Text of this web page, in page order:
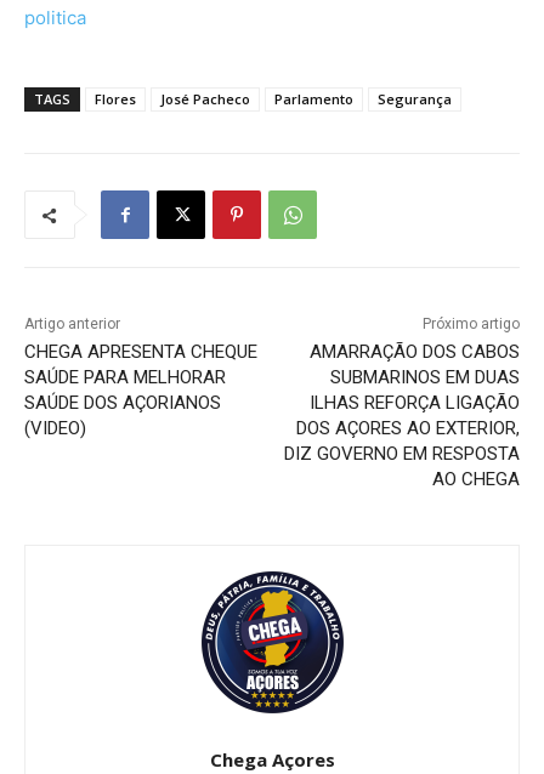
politica
TAGS Flores José Pacheco Parlamento Segurança
Artigo anterior
CHEGA APRESENTA CHEQUE
SAÚDE PARA MELHORAR
SAÚDE DOS AÇORIANOS
(VIDEO)
Próximo artigo
AMARRAÇÃO DOS CABOS
SUBMARINOS EM DUAS
ILHAS REFORÇA LIGAÇÃO
DOS AÇORES AO EXTERIOR,
DIZ GOVERNO EM RESPOSTA
AO CHEGA
Chega Açores